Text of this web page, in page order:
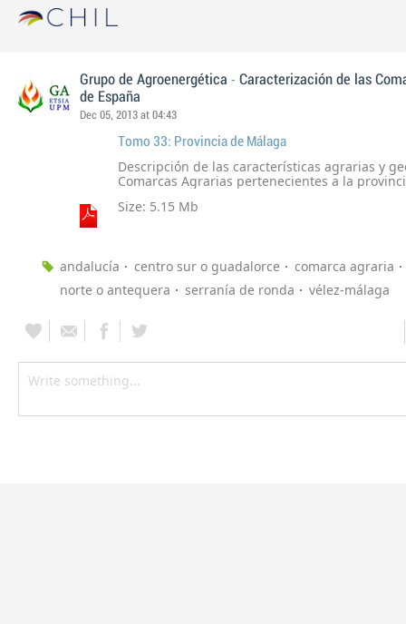
Grupo de Agroenergética - Caracterización de las
de España
Dec 05, 2013 at 04:43
Tomo 33: Provincia de Málaga
Descripción de las características agrarias y
Comarcas Agrarias pertenecientes a la
Size: 5.15 Mb
andalucía centro sur o guadalorce
comarca agraria
norte o antequera
serranía de ronda vélez-málaga